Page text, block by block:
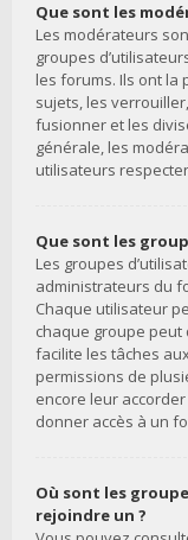
Que sont les
Les modérateurs
groupes
les forums. Ils ont la
sujets, les
fusionner et les
générale, les
utilisateurs
Que sont les
Les groupes
administrateurs du
Chaque utilisateur
chaque groupe peut
facilite les tâches
permissions de
encore leur
donner accès à un
Où sont les
rejoindre un ?